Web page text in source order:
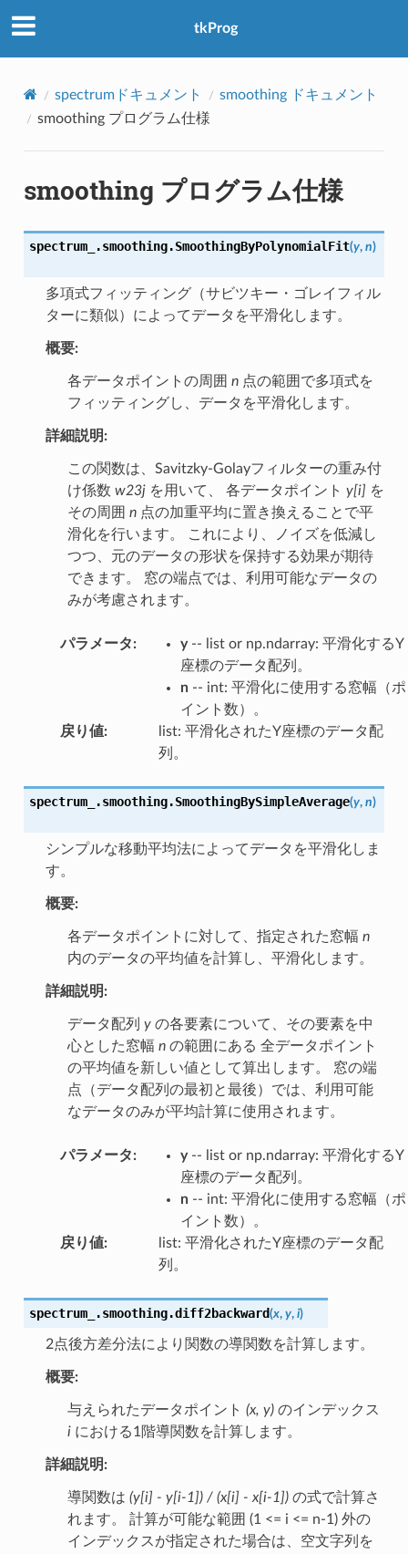
tkProg
spectrumドキュメント
smoothing ドキュメント
smoothing プログラム仕様
smoothing プログラム仕様
spectrum_.smoothing.SmoothingByPolynomialFit(y, n)
多項式フィッティング（サビツキー・ゴレイフィル
ターに類似）によってデータを平滑化します。
概要:
各データポイントの周囲 n点の範囲で多項式を
フィッティングし、データを平滑化します。
詳細説明:
この関数は、Savitzky-Golayフィルターの重み付
け係数 w23jを用いて、 各データポイント y[i] を
その周囲 n点の加重平均に置き換えることで平
滑化を行います。 これにより、ノイズを低減し
つつ、元のデータの形状を保持する効果が期待
できます。 窓の端点では、利用可能なデータの
みが考慮されます。
パラメータ: y-- list or np.ndarray: 平滑化するY
座標のデータ配列。
n-- int: 平滑化に使用する窓幅（ポ
イント数）。
戻り値:
list: 平滑化されたY座標のデータ配
列。
spectrum_.smoothing.SmoothingBySimpleAverage(y, n)
シンプルな移動平均法によってデータを平滑化しま
す。
概要:
各データポイントに対して、指定された窓幅 n
内のデータの平均値を計算し、平滑化します。
詳細説明:
データ配列 yの各要素について、その要素を中
心とした窓幅 nの範囲にある 全データポイント
の平均値を新しい値として算出します。 窓の端
点（データ配列の最初と最後）では、利用可能
なデータのみが平均計算に使用されます。
パラメータ: y-- list or np.ndarray: 平滑化するY
座標のデータ配列。
n-- int: 平滑化に使用する窓幅（ポ
イント数）。
戻り値:
list: 平滑化されたY座標のデータ配
列。
spectrum_.smoothing.diff2backward(x, y, i)
2点後方差分法により関数の導関数を計算します。
概要:
与えられたデータポイント (x, y)のインデックス
iにおける1階導関数を計算します。
詳細説明:
導関数は (y[i] - y[i-1]) / (x[i] - x[i-1])の式で計算さ
れます。 計算が可能な範囲 (1 <= i <= n-1) 外の
インデックスが指定された場合は、空文字列を
アクセス数：0